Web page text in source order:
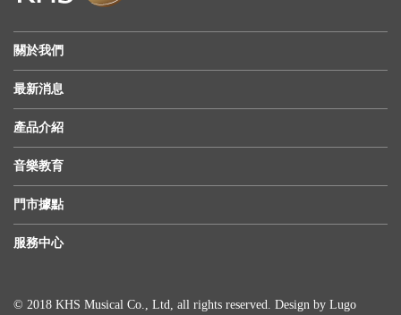
關於我們
最新消息
產品介紹
音樂教育
門市據點
服務中心
© 2018 KHS Musical Co., Ltd, all rights reserved. Design by Lugo